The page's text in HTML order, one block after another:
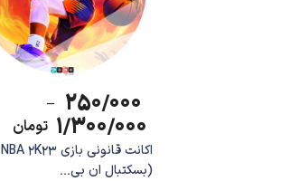
۲۵۰/۰۰۰ –
۱/۳۰۰/۰۰۰ تومان
اکانت قانونی بازی NBA 2K23
(بسکتبال ان بی...